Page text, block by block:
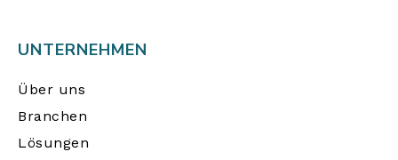
UNTERNEHMEN
Über uns
Branchen
Lösungen